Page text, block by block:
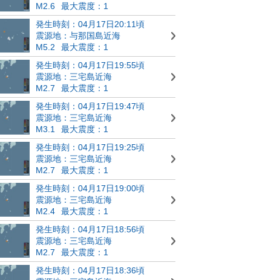
M2.6
最大震度：1
発生時刻：04月17日20:11頃
震源地：与那国島近海
M5.2
最大震度：1
発生時刻：04月17日19:55頃
震源地：三宅島近海
M2.7
最大震度：1
発生時刻：04月17日19:47頃
震源地：三宅島近海
M3.1
最大震度：1
発生時刻：04月17日19:25頃
震源地：三宅島近海
M2.7
最大震度：1
発生時刻：04月17日19:00頃
震源地：三宅島近海
M2.4
最大震度：1
発生時刻：04月17日18:56頃
震源地：三宅島近海
M2.7
最大震度：1
発生時刻：04月17日18:36頃